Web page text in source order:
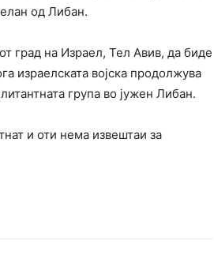
од Либан.
град на Израел, Тел Авив, да биде
израелската војска продолжува
група во јужен Либан.
и оти нема извештаи за